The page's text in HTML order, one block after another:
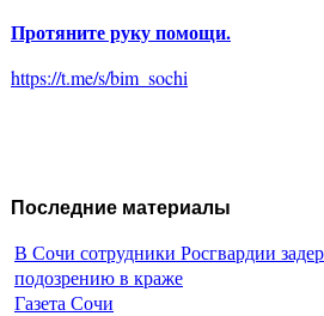
Протяните руку помощи.
https://t.me/s/bim_sochi
Последние материалы
В Сочи сотрудники Росгвардии
подозрению в краже
Газета Сочи